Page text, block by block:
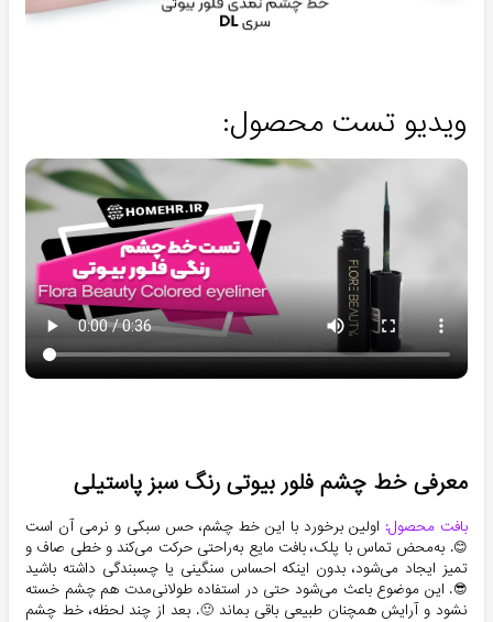
ویدیو تست محصول:
معرفی خط چشم فلور بیوتی رنگ سبز پاستیلی
بافت محصول: اولین برخورد با این خط چشم، حس سبکی و نرمی آن است
😊. به‌محض تماس با پلک، بافت مایع به‌راحتی حرکت می‌کند و خطی صاف و
تمیز ایجاد می‌شود، بدون اینکه احساس سنگینی یا چسبندگی داشته باشید
😎. این موضوع باعث می‌شود حتی در استفاده طولانی‌مدت هم چشم خسته
نشود و آرایش همچنان طبیعی باقی بماند 🙂. بعد از چند لحظه، خط چشم